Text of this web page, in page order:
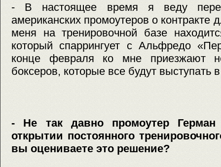
- В настоящее время я веду
американских промоутеров о контракте
меня на тренировочной базе
который спаррингует с Альфредо
конце февраля ко мне приезжают
боксеров, которые все будут выступать
- Не так давно промоутер
открытии постоянного
вы оцениваете это решение?